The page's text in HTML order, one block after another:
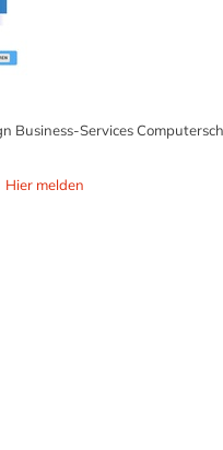
Business-Services
Hier melden